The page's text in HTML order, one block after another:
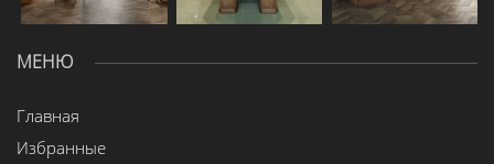
МЕНЮ
Главная
Избранные